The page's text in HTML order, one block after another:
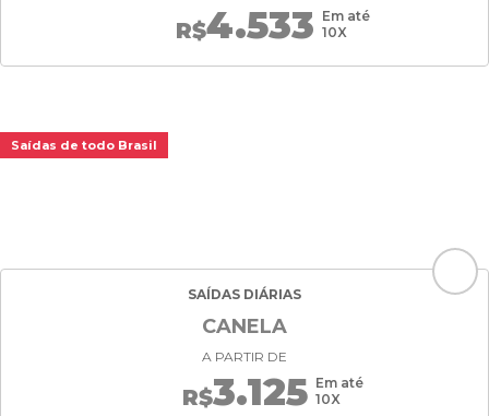
R$4.533 Em até
10X
Saídas de todo Brasil
SAÍDAS DIÁRIAS
CANELA
A PARTIR DE
R$3.125 Em até
10X